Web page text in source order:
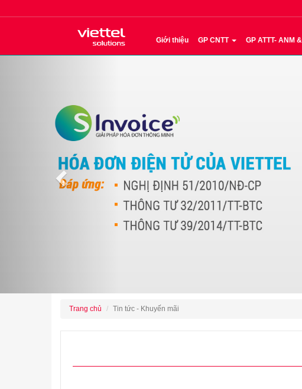
Giới thiệu GP CNTT GP ATTT- ANM
Trang chủ Tin tức - Khuyến mãi